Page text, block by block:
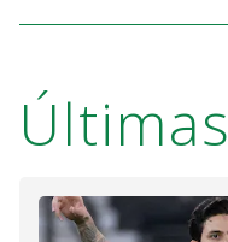
Últimas